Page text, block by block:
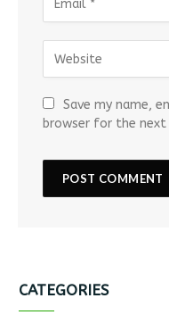
Save my name,
browser for the
CATEGORIES